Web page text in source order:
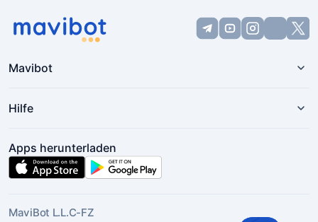
Mavibot
Hilfe
Apps herunterladen
MaviBot L.L.C-FZ